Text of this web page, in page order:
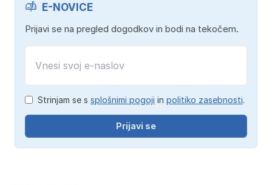
E-NOVICE
Prijavi se na pregled dogodkov in bodi na tekočem.
Strinjam se s splošnimi pogoji in politiko zasebnosti.
Prijavi se